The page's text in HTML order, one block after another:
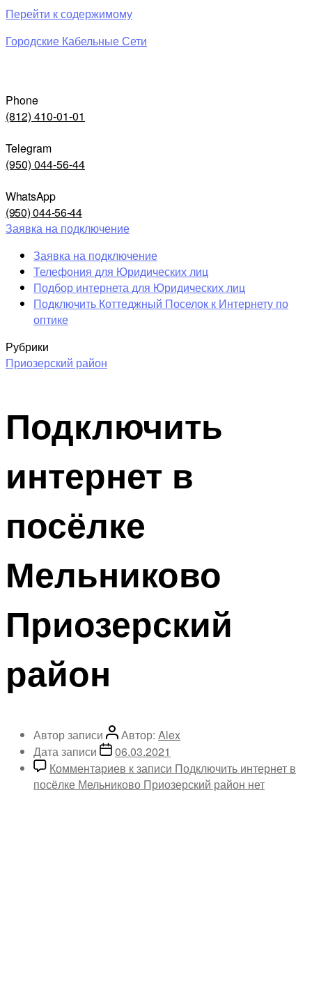
Перейти к содержимому
Городские Кабельные Сети
Phone
(812) 410-01-01
Telegram
(950) 044-56-44
WhatsApp
(950) 044-56-44
Заявка на подключение
Заявка на подключение
Телефония для Юридических лиц
Подбор интернета для Юридических лиц
Подключить Коттеджный Поселок к Интернету по
оптике
Рубрики
Приозерский район
Подключить
интернет в
посёлке
Мельниково
Приозерский
район
Автор записи Автор: Alex
Дата записи
06.03.2021
Комментариев к записи Подключить интернет в
посёлке Мельниково Приозерский район нет